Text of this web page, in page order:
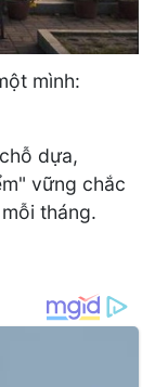
mình:
dựa,
vững chắc
tháng.